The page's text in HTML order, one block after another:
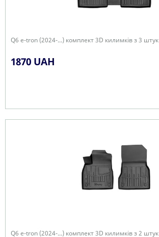
Q6 e-tron (2024-...) комплект 3D килимків з 3 штук
1870 UAH
Q6 e-tron (2024-...) комплект 3D килимків з 2 штук